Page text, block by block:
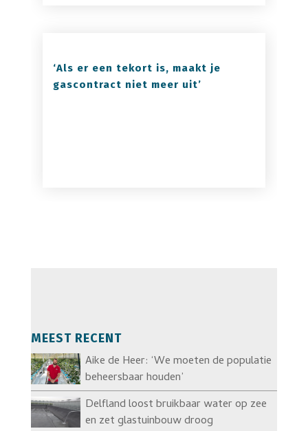
‘Als er een tekort is, maakt je
gascontract niet meer uit’
MEEST RECENT
Aike de Heer: ‘We moeten de populatie
beheersbaar houden’
Delfland loost bruikbaar water op zee
en zet glastuinbouw droog